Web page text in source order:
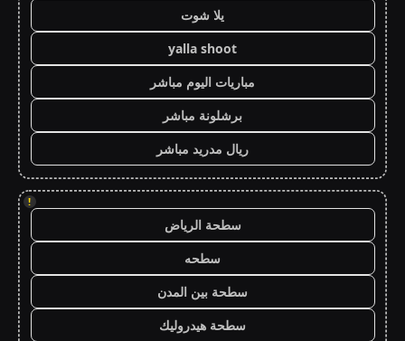
يلا شوت
yalla shoot
مباريات اليوم مباشر
برشلونة مباشر
ريال مدريد مباشر
!
سطحة الرياض
سطحه
سطحة بين المدن
سطحة هيدروليك